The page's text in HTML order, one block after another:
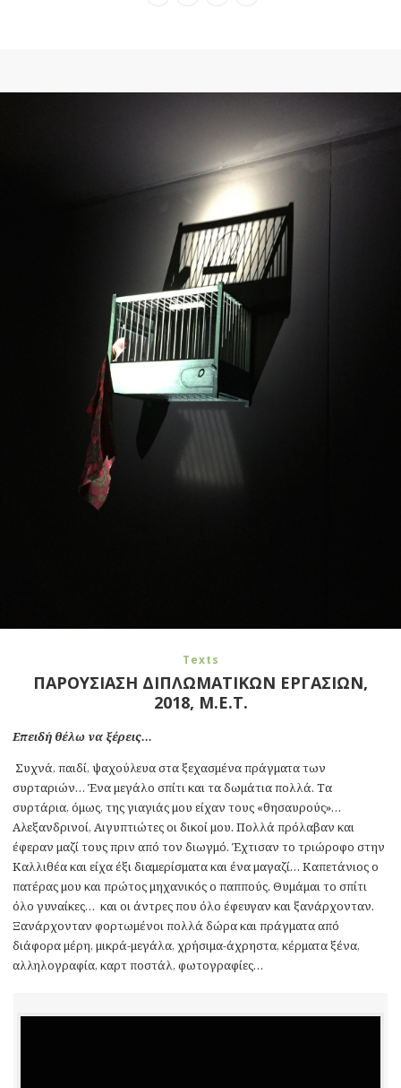
Texts
ΠΑΡΟΥΣΙΑΣΗ ΔΙΠΛΩΜΑΤΙΚΩΝ ΕΡΓΑΣΙΩΝ,
2018, Μ.Ε.Τ.
Επειδή θέλω να ξέρεις…
Συχνά, παιδί, ψαχούλευα στα ξεχασμένα πράγματα των
συρταριών… Ένα μεγάλο σπίτι και τα δωμάτια πολλά. Τα
συρτάρια, όμως, της γιαγιάς μου είχαν τους «θησαυρούς»…
Αλεξανδρινοί, Αιγυπτιώτες οι δικοί μου. Πολλά πρόλαβαν και
έφεραν μαζί τους πριν από τον διωγμό. Έχτισαν το τριώροφο στην
Καλλιθέα και είχα έξι διαμερίσματα και ένα μαγαζί… Καπετάνιος ο
πατέρας μου και πρώτος μηχανικός ο παππούς. Θυμάμαι το σπίτι
όλο γυναίκες… και οι άντρες που όλο έφευγαν και ξανάρχονταν.
Ξανάρχονταν φορτωμένοι πολλά δώρα και πράγματα από
διάφορα μέρη, μικρά-μεγάλα, χρήσιμα-άχρηστα, κέρματα ξένα,
αλληλογραφία, καρτ ποστάλ, φωτογραφίες…